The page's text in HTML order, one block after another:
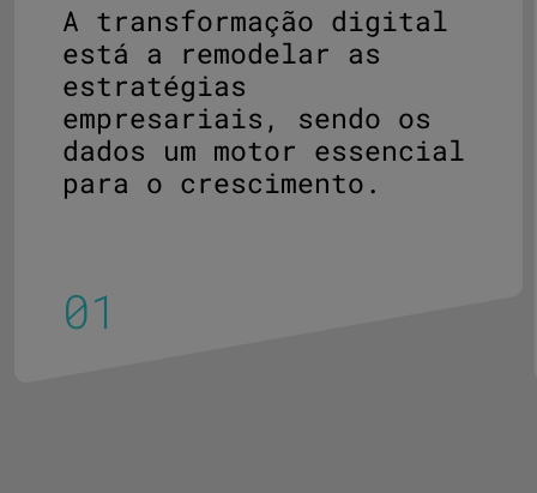
A transformação digital
está a remodelar as
estratégias
empresariais, sendo os
dados um motor essencial
para o crescimento.